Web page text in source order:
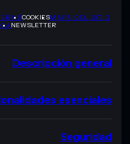
COOKIESMAPA DEL SITIO
NEWSLETTER
Descripción general
esenciales
Seguridad